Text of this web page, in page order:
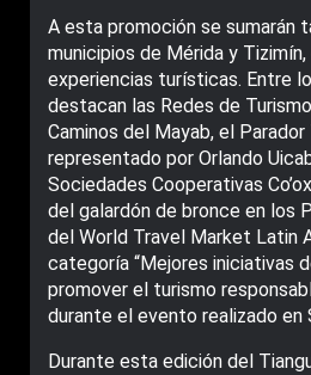
A esta promoción se sumarán
municipios de Mérida y
experiencias turísticas. Entre
destacan las Redes de
Caminos del Mayab, el
representado por Orlando
Sociedades Cooperativas
del galardón de bronce en los
del World Travel Market Latin
categoría “Mejores iniciativas
promover el turismo
durante el evento realizado en
Durante esta edición del